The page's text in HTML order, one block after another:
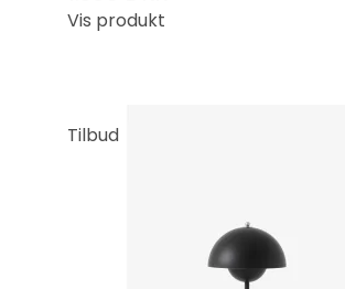
Vis produkt
Tilbud